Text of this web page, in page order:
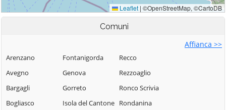
Comuni
Affianca >>
Arenzano
Avegno
Bargagli
Bogliasco
Fontanigorda
Genova
Gorreto
Isola del Cantone
Recco
Rezzoaglio
Ronco Scrivia
Rondanina